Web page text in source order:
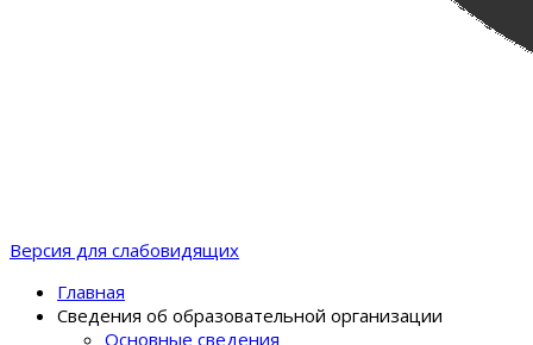
Версия для слабовидящих
Главная
Сведения об образовательной организации
Основные сведения